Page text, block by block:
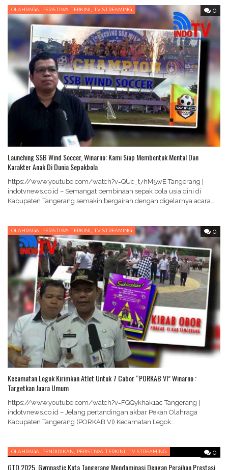
0
OLAHRAGA, PERISTIWA TERKINI, TV STREAMING
Launching SSB Wind Soccer, Winarno: Kami Siap Membentuk Mental Dan
Karakter Anak Di Dunia Sepakbola
https://www.youtube.com/watch?v=QUc_t7hM5wE Tangerang |
indotvnews.co.id – Semangat pembinaan sepak bola usia dini di
Kabupaten Tangerang semakin bergairah dengan digelarnya acara
0
OLAHRAGA, PERISTIWA TERKINI, TV STREAMING
Kecamatan Legok Kirimkan Atlet Untuk 7 Cabor “PORKAB VI” Winarno :
Targetkan Juara Umum
https://www.youtube.com/watch?v=FQQykhak1ac Tangerang |
indotvnews.co.id – Jelang pertandingan akbar Pekan Olahraga
Kabupaten Tangerang (PORKAB VI) Kecamatan Legok
0
OLAHRAGA, PENDIDIKAN, PERISTIWA TERKINI, TV STREAMING
GTO 2025, Gymnastic Kota Tangerang Mendominasi Dengan Peraihan Prestasi